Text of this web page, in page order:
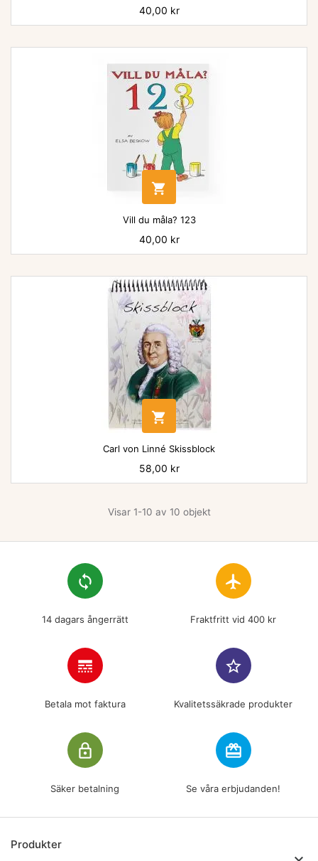
Pris
40,00 kr

Vill du måla? 123
Pris
40,00 kr

Carl von Linné Skissblock
Pris
58,00 kr
Visar 1-10 av 10 objekt
loop
14 dagars ångerrätt
flight
Fraktfritt vid 400 kr
line_style
Betala mot faktura
star_border
Kvalitetssäkrade produkter
lock_outline
Säker betalning
redeem
Se våra erbjudanden!
Produkter